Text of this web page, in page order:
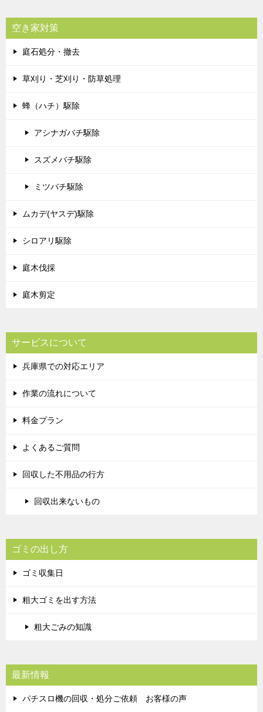
空き家対策
庭石処分・撤去
草刈り・芝刈り・防草処理
蜂（ハチ）駆除
アシナガバチ駆除
スズメバチ駆除
ミツバチ駆除
ムカデ(ヤスデ)駆除
シロアリ駆除
庭木伐採
庭木剪定
サービスについて
兵庫県での対応エリア
作業の流れについて
料金プラン
よくあるご質問
回収した不用品の行方
回収出来ないもの
ゴミの出し方
ゴミ収集日
粗大ゴミを出す方法
粗大ごみの知識
最新情報
パチスロ機の回収・処分ご依頼 お客様の声